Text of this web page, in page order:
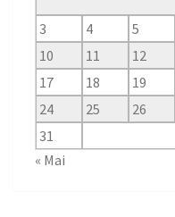
3
4 5
10
11 12
17
18 19
24
25 26
31
« Mai